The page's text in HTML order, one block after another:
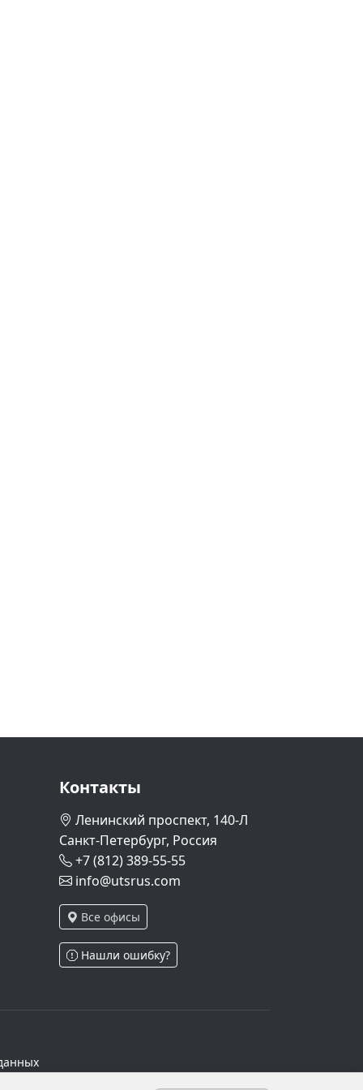
Контакты
Ленинский проспект, 140-Л
Санкт-Петербург, Россия
+7 (812) 389-55-55
info@utsrus.com
Все офисы
Нашли ошибку?